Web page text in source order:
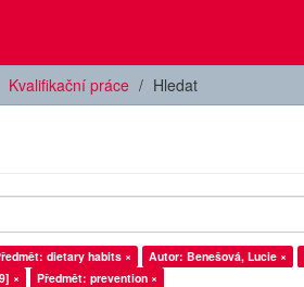
Kvalifikační práce Hledat
dietary habits × Autor: Benešová, Lucie ×
× Předmět: prevention ×